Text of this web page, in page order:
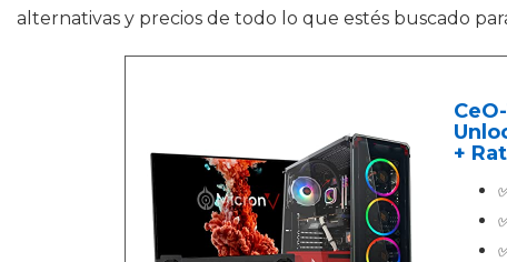
alternativas y precios de todo lo que estés buscado
+